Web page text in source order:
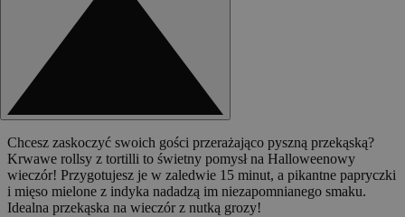
Chcesz zaskoczyć swoich gości przerażająco pyszną przekąską?
Krwawe rollsy z tortilli to świetny pomysł na Halloweenowy
wieczór! Przygotujesz je w zaledwie 15 minut, a pikantne papryczki
i mięso mielone z indyka nadadzą im niezapomnianego smaku.
Idealna przekąska na wieczór z nutką grozy!